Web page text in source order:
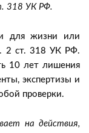
318 УК РФ.
для жизни или
2 ст. 318 УК РФ.
10 лет лишения
экспертизы и
проверки.
на действия,